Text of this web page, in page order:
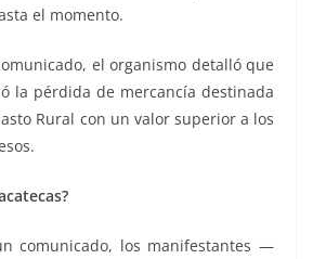
el momento.
el organismo detalló que
la pérdida de mercancía destinada
Rural con un valor superior a los
comunicado, los manifestantes —